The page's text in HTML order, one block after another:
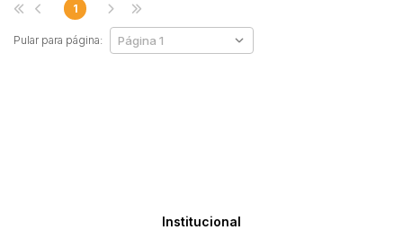
Pular para página:
1
Institucional